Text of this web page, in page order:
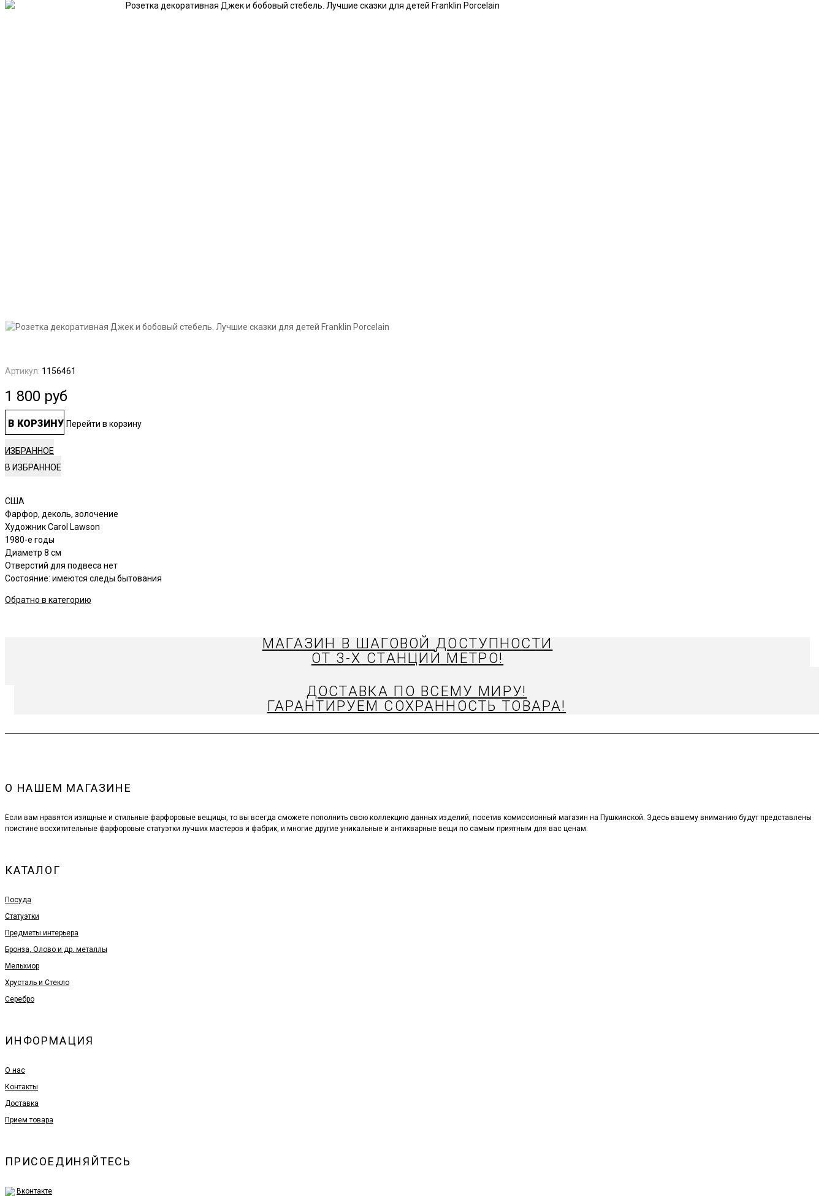
Артикул: 1156461
1 800 руб
В КОРЗИНУ Перейти в корзину
ИЗБРАННОЕ
США
Фарфор, деколь, золочение
Художник Carol Lawson
1980-е годы
Диаметр 8 см
Отверстий для подвеса нет
Состояние: имеются следы бытования
Обратно в категорию
МАГАЗИН В ШАГОВОЙ ДОСТУПНОСТИ
ОТ 3-Х СТАНЦИЙ МЕТРО!
ДОСТАВКА ПО ВСЕМУ МИРУ!
ГАРАНТИРУЕМ СОХРАННОСТЬ ТОВАРА!
О НАШЕМ МАГАЗИНЕ
Если вам нравятся изящные и стильные фарфоровые вещицы, то вы всегда сможете пополнить свою коллекцию данных изделий, посетив комиссионный магазин на Пушкинской. Здесь вашему вниманию будут представлены
поистине восхитительные фарфоровые статуэтки лучших мастеров и фабрик, и многие другие уникальные и антикварные вещи по самым приятным для вас ценам.
КАТАЛОГ
Посуда
Статуэтки
Предметы интерьера
Бронза, Олово и др. металлы
Мельхиор
Хрусталь и Стекло
Серебро
ИНФОРМАЦИЯ
О нас
Контакты
Доставка
Прием товара
ПРИСОЕДИНЯЙТЕСЬ
Вконтакте